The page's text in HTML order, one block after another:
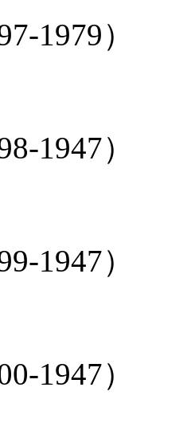
1979）
1947）
1947）
1947）